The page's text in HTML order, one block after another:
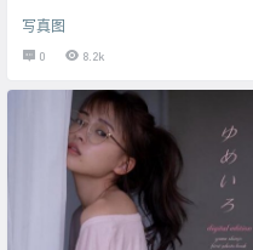
Playboy】 2022.01.31
No.05
写真图
0 8.2k